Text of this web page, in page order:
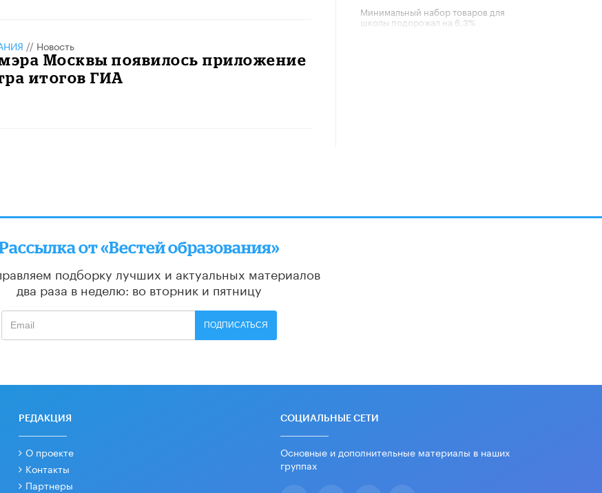
// Новость
Москвы появилось приложение
итогов ГИА
Минимальный набор товаров для
школы подорожал на 6,3%
22 ИЮНЯ /АНОНС
устойчивом развитии за 2025 год
17 ИЮНЯ /ГОРОДСКОЕ ОБРАЗОВАНИЕ
от «Вестей образования»
подборку лучших и актуальных материалов
два раза в неделю: во вторник и пятницу
ПОДПИСАТЬСЯ
РЕДАКЦИЯ
О проекте
Контакты
Партнеры
СОЦИАЛЬНЫЕ СЕТИ
Основные и дополнительные материалы в наших
группах